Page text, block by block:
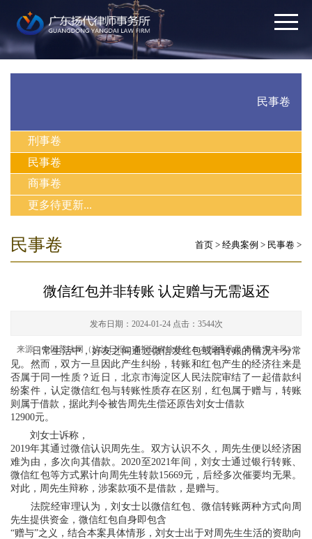
民事卷
刑事卷
民事卷
商事卷
更多待更新...
民事卷 首页 > 经典案例 > 民事卷 >
微信红包并非转账 认定赠与无需返还
发布日期：2024-01-24 点击：3544次
来源：中国普法网（法治日报□ 本报记者徐伟伦 □ 本报通讯员 李囡 李文凤）
日常生活中，好友之间通过微信发红包或者转账的情况十分常
见。然而，双方一旦因此产生纠纷，转账和红包产生的经济往来是
否属于同一性质？近日，北京市海淀区人民法院审结了一起借款纠
纷案件，认定微信红包与转账性质存在区别，红包属于赠与，转账
则属于借款，据此判令被告周先生偿还原告刘女士借款
12900元。
刘女士诉称，
2019年其通过微信认识周先生。双方认识不久，周先生便以经济困
难为由，多次向其借款。2020至2021年间，刘女士通过银行转账、
微信红包等方式累计向周先生转款15669元，后经多次催要均无果。
对此，周先生辩称，涉案款项不是借款，是赠与。
法院经审理认为，刘女士以微信红包、微信转账两种方式向周
先生提供资金，微信红包自身即包含
“赠与”之义，结合本案具体情形，刘女士出于对周先生生活的资助向